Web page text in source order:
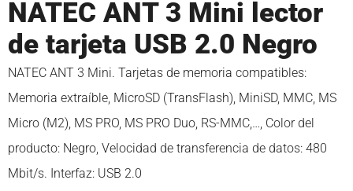
NATEC ANT 3 Mini lector
de tarjeta USB 2.0 Negro
NATEC ANT 3 Mini. Tarjetas de memoria compatibles:
Memoria extraíble, MicroSD (TransFlash), MiniSD, MMC, MS
Micro (M2), MS PRO, MS PRO Duo, RS-MMC,…, Color del
producto: Negro, Velocidad de transferencia de datos: 480
Mbit/s. Interfaz: USB 2.0